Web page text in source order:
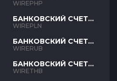
PHP
WIREPHP
БАНКОВСКИЙ СЧЕТ
PLN
WIREPLN
БАНКОВСКИЙ СЧЕТ
RUB
WIRERUB
БАНКОВСКИЙ СЧЕТ
THB
WIRETHB